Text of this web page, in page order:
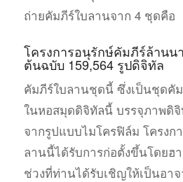
ถ่ายคัมภีร์ใบลานจาก 4 ชุดคือ
โครงการอนุรักษ์คัมภีร์ล้านน
ต้นฉบับ 159,564 รูปดิจิทัล
คัมภีร์ใบลานชุดนี้ ซึ่งเป็นชุดคั
ในหอสมุดดิจิทัลนี้ บรรจุภาพดิ
จากรูปแบบไมโครฟิล์ม โครงก
ลานนี้ได้รับการก่อตั้งขึ้นโดยฮ
ช่วงที่ท่านได้รับเชิญให้เป็นอา